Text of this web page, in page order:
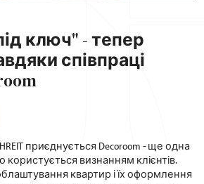
ключ" - тепер
співпраці
приєднується Decoroom - ще одна
користується визнанням клієнтів.
квартир і їх оформлення